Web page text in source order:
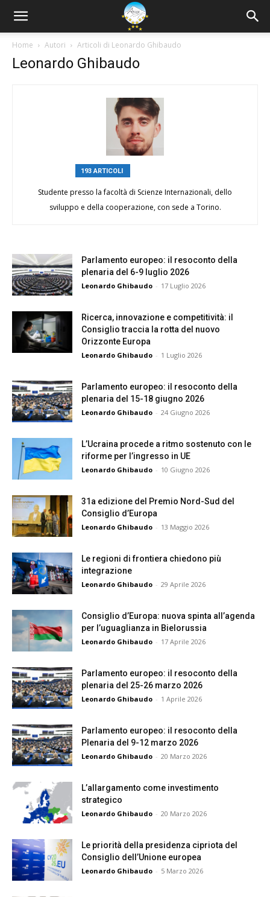
Home Autori Articoli di Leonardo Ghibaudo
Leonardo Ghibaudo
193 ARTICOLI
Studente presso la facoltà di Scienze Internazionali, dello
sviluppo e della cooperazione, con sede a Torino.
Parlamento europeo: il resoconto della
plenaria del 6-9 luglio 2026
Leonardo Ghibaudo - 17 Luglio 2026
Ricerca, innovazione e competitività: il
Consiglio traccia la rotta del nuovo
Orizzonte Europa
Leonardo Ghibaudo - 1 Luglio 2026
Parlamento europeo: il resoconto della
plenaria del 15-18 giugno 2026
Leonardo Ghibaudo - 24 Giugno 2026
L’Ucraina procede a ritmo sostenuto con le
riforme per l’ingresso in UE
Leonardo Ghibaudo - 10 Giugno 2026
31a edizione del Premio Nord-Sud del
Consiglio d’Europa
Leonardo Ghibaudo - 13 Maggio 2026
Le regioni di frontiera chiedono più
integrazione
Leonardo Ghibaudo - 29 Aprile 2026
Consiglio d’Europa: nuova spinta all’agenda
per l’uguaglianza in Bielorussia
Leonardo Ghibaudo - 17 Aprile 2026
Parlamento europeo: il resoconto della
plenaria del 25-26 marzo 2026
Leonardo Ghibaudo - 1 Aprile 2026
Parlamento europeo: il resoconto della
Plenaria del 9-12 marzo 2026
Leonardo Ghibaudo - 20 Marzo 2026
L’allargamento come investimento
strategico
Leonardo Ghibaudo - 20 Marzo 2026
Le priorità della presidenza cipriota del
Consiglio dell’Unione europea
Leonardo Ghibaudo - 5 Marzo 2026